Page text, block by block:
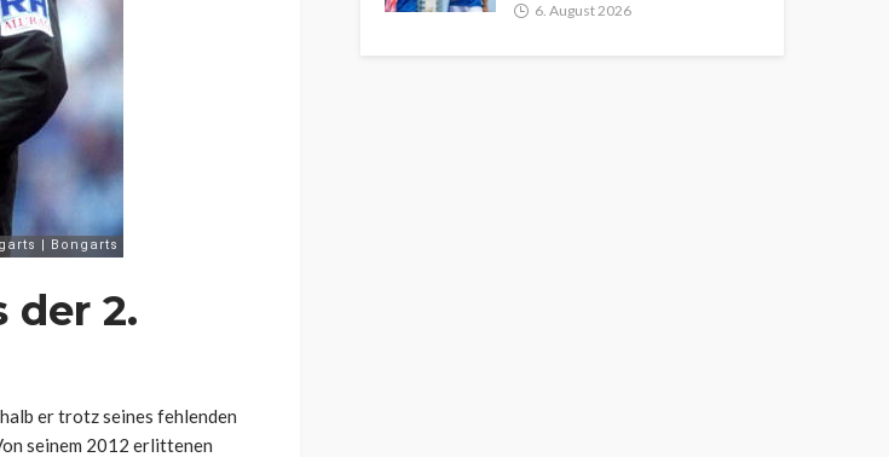
der 2.
er trotz seines fehlenden
seinem 2012 erlittenen
6. August 2026